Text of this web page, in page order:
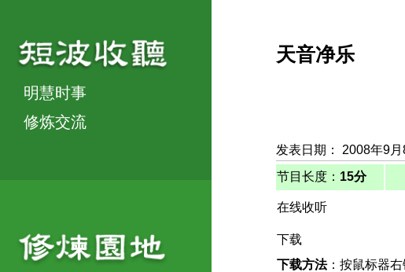
明慧时事
修炼交流
天音净乐
发表日期： 2008年9月
节目长度： 15分
在线收听
下载
下载方法：按鼠标器